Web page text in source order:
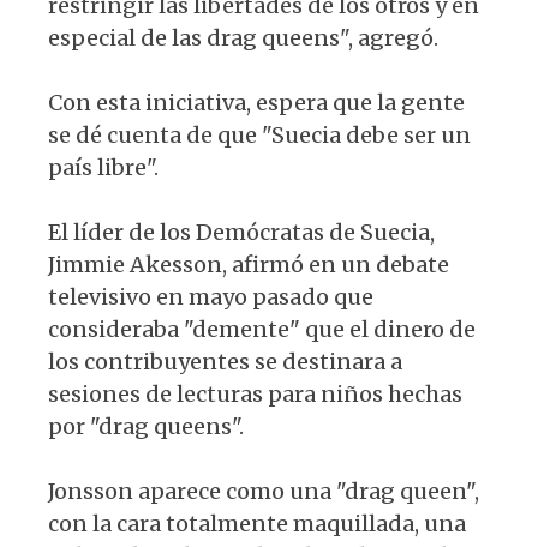
especial de las drag queens", agregó.
Con esta iniciativa, espera que la gente
se dé cuenta de que "Suecia debe ser un
país libre".
El líder de los Demócratas de Suecia,
Jimmie Akesson, afirmó en un debate
televisivo en mayo pasado que
consideraba "demente" que el dinero de
los contribuyentes se destinara a
sesiones de lecturas para niños hechas
por "drag queens".
Jonsson aparece como una "drag queen",
con la cara totalmente maquillada, una